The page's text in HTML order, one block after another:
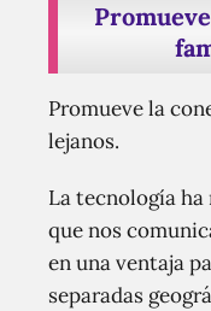
Promueve la
lejanos.
La tecnología
que nos
en una ventaja
separadas